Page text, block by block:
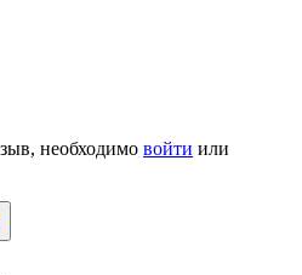
необходимо войти или